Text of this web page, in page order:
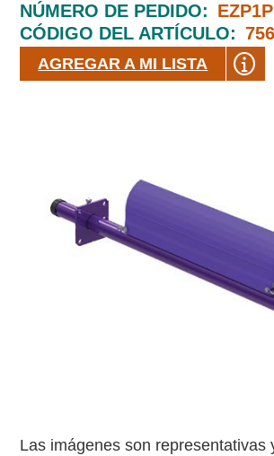
NÚMERO DE PEDIDO:
CÓDIGO DEL ARTÍCULO:
AGREGAR A MI LISTA
Las imágenes son representativas